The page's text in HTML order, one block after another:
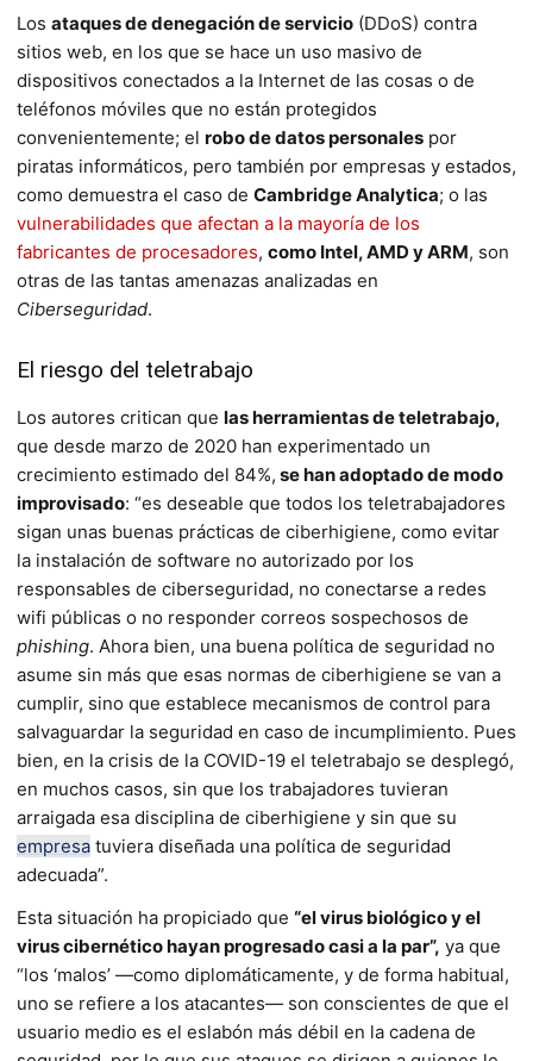
Los ataques de denegación de servicio (DDoS) contra
sitios web, en los que se hace un uso masivo de
dispositivos conectados a la Internet de las cosas o de
teléfonos móviles que no están protegidos
convenientemente; el robo de datos personales por
piratas informáticos, pero también por empresas y estados,
como demuestra el caso de Cambridge Analytica; o las
vulnerabilidades que afectan a la mayoría de los
fabricantes de procesadores, como Intel, AMD y ARM, son
otras de las tantas amenazas analizadas en
Ciberseguridad.
El riesgo del teletrabajo
Los autores critican que las herramientas de teletrabajo,
que desde marzo de 2020 han experimentado un
crecimiento estimado del 84%, se han adoptado de modo
improvisado: “es deseable que todos los teletrabajadores
sigan unas buenas prácticas de ciberhigiene, como evitar
la instalación de software no autorizado por los
responsables de cibersegu­ridad, no conectarse a redes
wifi públicas o no responder co­rreos sospechosos de
phishing. Ahora bien, una buena política de seguridad no
asume sin más que esas normas de ciberhigiene se van a
cumplir, sino que establece mecanismos de control para
salvaguardar la seguridad en caso de incum­plimiento. Pues
bien, en la crisis de la COVID-19 el teletraba­jo se desplegó,
en muchos casos, sin que los trabajadores tu­vieran
arraigada esa disciplina de ciberhigiene y sin que su
empresa tuviera diseñada una política de seguridad
adecua­da”.
Esta situación ha propiciado que “el virus biológico y el
virus cibernético hayan progresado casi a la par”, ya que
“los ‘malos’ —como diplomáticamente, y de forma ha­bitual,
uno se refiere a los atacantes— son conscientes de que el
usuario medio es el eslabón más débil en la cadena de